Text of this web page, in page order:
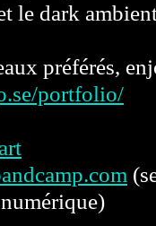
le dark
préférés,
portfolio/